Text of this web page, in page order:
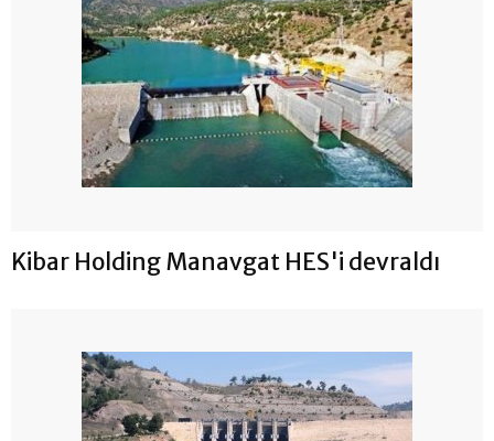
Kibar Holding Manavgat HES'i devraldı